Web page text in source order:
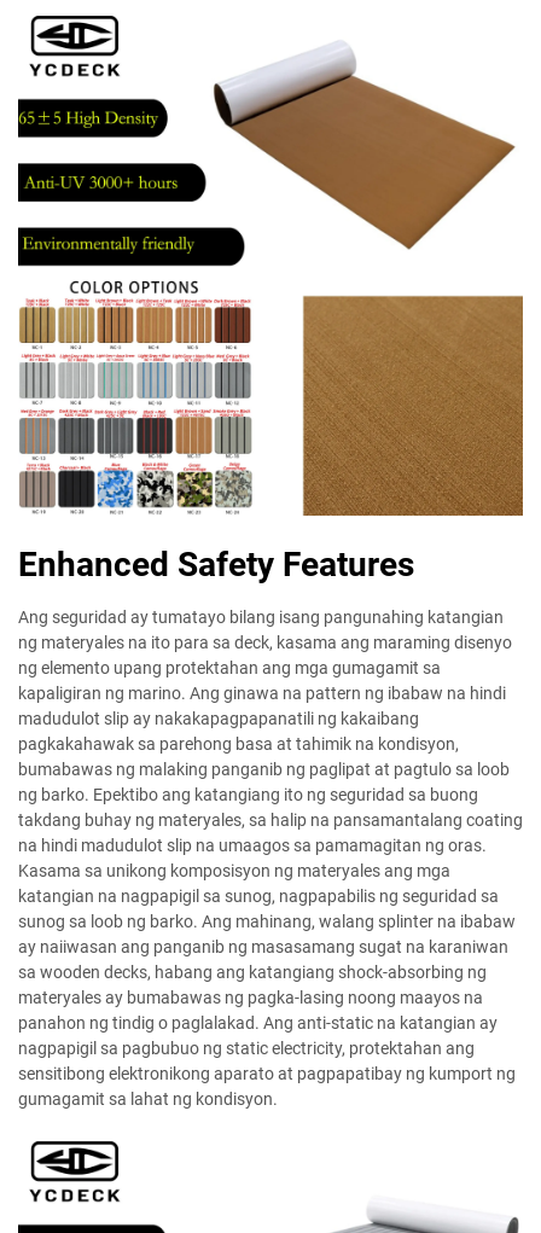
Enhanced Safety Features
Ang seguridad ay tumatayo bilang isang pangunahing katangian
ng materyales na ito para sa deck, kasama ang maraming disenyo
ng elemento upang protektahan ang mga gumagamit sa
kapaligiran ng marino. Ang ginawa na pattern ng ibabaw na hindi
madudulot slip ay nakakapagpapanatili ng kakaibang
pagkakahawak sa parehong basa at tahimik na kondisyon,
bumabawas ng malaking panganib ng paglipat at pagtulo sa loob
ng barko. Epektibo ang katangiang ito ng seguridad sa buong
takdang buhay ng materyales, sa halip na pansamantalang coating
na hindi madudulot slip na umaagos sa pamamagitan ng oras.
Kasama sa unikong komposisyon ng materyales ang mga
katangian na nagpapigil sa sunog, nagpapabilis ng seguridad sa
sunog sa loob ng barko. Ang mahinang, walang splinter na ibabaw
ay naiiwasan ang panganib ng masasamang sugat na karaniwan
sa wooden decks, habang ang katangiang shock-absorbing ng
materyales ay bumabawas ng pagka-lasing noong maayos na
panahon ng tindig o paglalakad. Ang anti-static na katangian ay
nagpapigil sa pagbubuo ng static electricity, protektahan ang
sensitibong elektronikong aparato at pagpapatibay ng kumport ng
gumagamit sa lahat ng kondisyon.